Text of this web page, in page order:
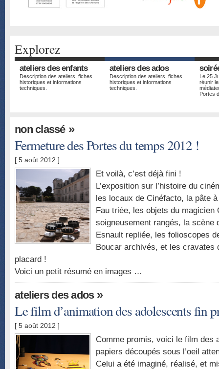
Explorez
ateliers des enfants
Description des ateliers, fiches
historiques et informations
techniques.
ateliers des ados
Description des ateliers, fiches
historiques et informations
techniques.
Le 25
réunir
Portes
non classé»
Fermeture des Portes du temps 2012 !
[ 5 août 2012 ]
Et voilà, c’est déjà fini !
L’exposition sur l’histoire du
les locaux de Cinéfacto, la pâte
Fau triée, les objets du magicien
soigneusement rangés, la scène
Esnault repliée, les folioscopes
Boucar archivés, et les cravates
placard !
Voici un petit résumé en images …
ateliers des ados»
Le film d’animation des adolescents fin
[ 5 août 2012 ]
Comme promis, voici le film des
papiers découpés sous l’oeil
Celui a été imaginé, réalisé, et